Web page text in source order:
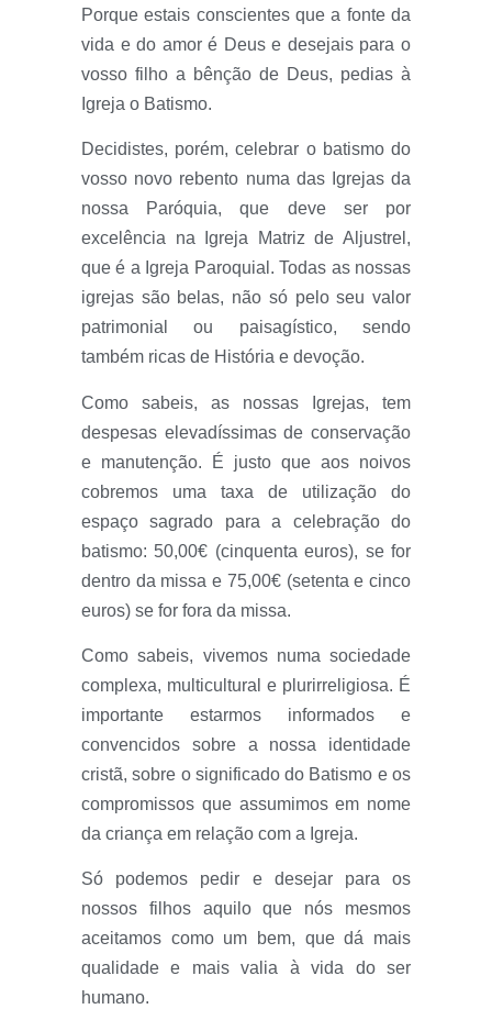
Porque estais conscientes que a fonte da
vida e do amor é Deus e desejais para o
vosso filho a bênção de Deus, pedias à
Igreja o Batismo.
Decidistes, porém, celebrar o batismo do
vosso novo rebento numa das Igrejas da
nossa Paróquia, que deve ser por
excelência na Igreja Matriz de Aljustrel,
que é a Igreja Paroquial. Todas as nossas
igrejas são belas, não só pelo seu valor
patrimonial ou paisagístico, sendo
também ricas de História e devoção.
Como sabeis, as nossas Igrejas, tem
despesas elevadíssimas de conservação
e manutenção. É justo que aos noivos
cobremos uma taxa de utilização do
espaço sagrado para a celebração do
batismo: 50,00€ (cinquenta euros), se for
dentro da missa e 75,00€ (setenta e cinco
euros) se for fora da missa.
Como sabeis, vivemos numa sociedade
complexa, multicultural e plurirreligiosa. É
importante estarmos informados e
convencidos sobre a nossa identidade
cristã, sobre o significado do Batismo e os
compromissos que assumimos em nome
da criança em relação com a Igreja.
Só podemos pedir e desejar para os
nossos filhos aquilo que nós mesmos
aceitamos como um bem, que dá mais
qualidade e mais valia à vida do ser
humano.